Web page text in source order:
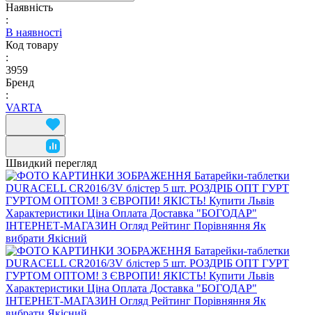
Наявність
:
В наявності
Код товару
:
3959
Бренд
:
VARTA
Швидкий перегляд